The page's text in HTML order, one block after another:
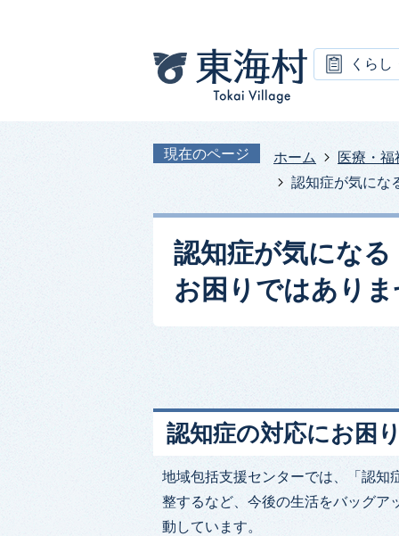
くらし
現在のページ ホーム
医療・福
認知症が気にな
認知症が気にな
お困りではあり
認知症の対応にお困
地域包括支援センターでは、「認知
整するなど、今後の生活をバッグア
動しています。